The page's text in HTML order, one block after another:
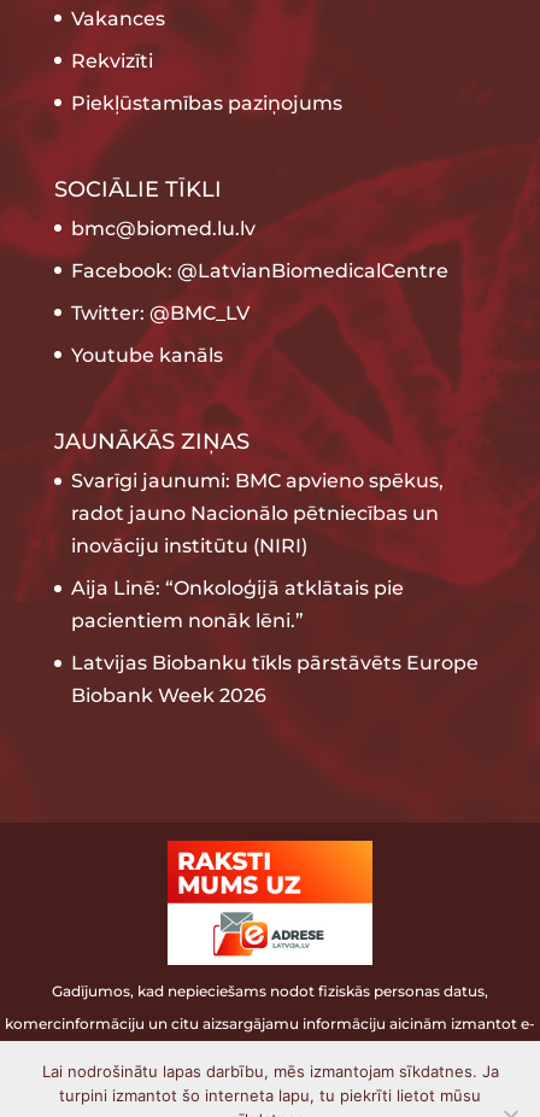
Vakances
Rekvizīti
Piekļūstamības paziņojums
SOCIĀLIE TĪKLI
bmc@biomed.lu.lv
Facebook: @LatvianBiomedicalCentre
Twitter: @BMC_LV
Youtube kanāls
JAUNĀKĀS ZIŅAS
Svarīgi jaunumi: BMC apvieno spēkus,
radot jauno Nacionālo pētniecības un
inovāciju institūtu (NIRI)
Aija Linē: “Onkoloģijā atklātais pie
pacientiem nonāk lēni.”
Latvijas Biobanku tīkls pārstāvēts Europe
Biobank Week 2026
Gadījumos, kad nepieciešams nodot fiziskās personas datus,
komercinformāciju un citu aizsargājamu informāciju aicinām izmantot e-
Lai nodrošinātu lapas darbību, mēs izmantojam sīkdatnes. Ja
turpini izmantot šo interneta lapu, tu piekrīti lietot mūsu